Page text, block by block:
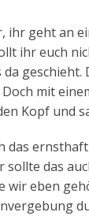
ihr geht an
ihr euch
da
mit
Kopf und
das
sollte das
wir eben